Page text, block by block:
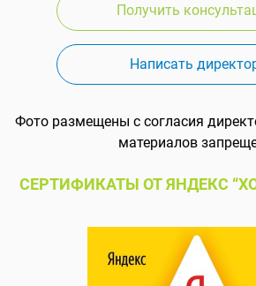
Получить
Написать
Фото размещены с согласия
материалов
СЕРТИФИКАТЫ ОТ ЯНДЕКС